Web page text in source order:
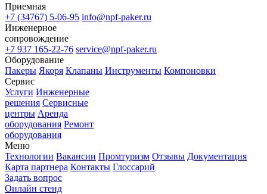
Приемная
+7 (34767) 5-06-95 info@npf-paker.ru
Инженерное
сопровождение
+7 937 165-22-76 service@npf-paker.ru
Оборудование
Пакеры Якоря Клапаны Инструменты Компоновки
Сервис
Услуги Инженерные
решения Сервисные
центры Аренда
оборудования Ремонт
оборудования
Меню
Технологии Вакансии Промтуризм Отзывы Документация
Карта партнера Контакты Глоссарий
Задать вопрос
Онлайн стенд